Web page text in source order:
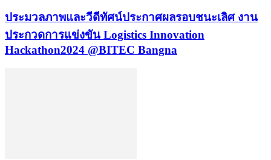
ประมวลภาพและวีดีทัศน์ประกาศผลรอบชนะเลิศ งาน
ประกวดการแข่งขัน Logistics Innovation
Hackathon2024 @BITEC Bangna